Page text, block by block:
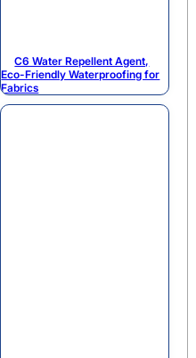
C6 Water Repellent Agent,
Eco-Friendly Waterproofing for
Fabrics